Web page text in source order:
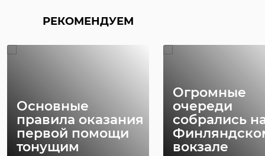
РЕКОМЕНДУЕМ
Основные
правила оказания
первой помощи
тонущим
Огромные
очереди
собрались
вокзале